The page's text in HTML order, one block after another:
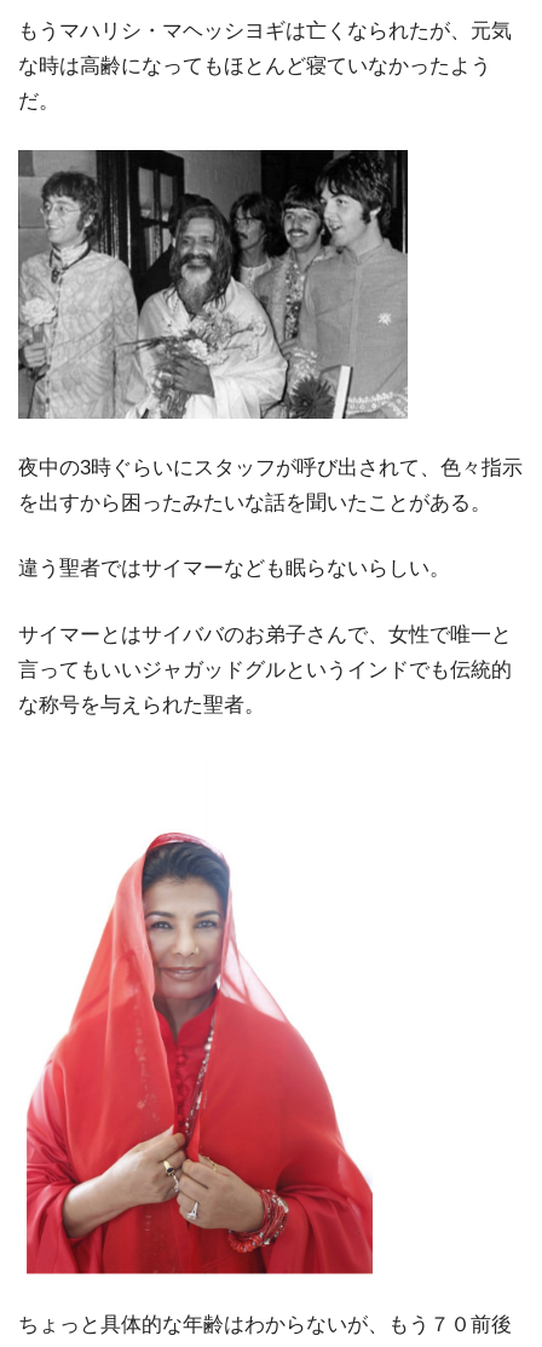
もうマハリシ・マヘッシヨギは亡くなられたが、元気
な時は高齢になってもほとんど寝ていなかったよう
だ。
夜中の3時ぐらいにスタッフが呼び出されて、色々指示
を出すから困ったみたいな話を聞いたことがある。
違う聖者ではサイマーなども眠らないらしい。
サイマーとはサイババのお弟子さんで、女性で唯一と
言ってもいいジャガッドグルというインドでも伝統的
な称号を与えられた聖者。
ちょっと具体的な年齢はわからないが、もう７０前後